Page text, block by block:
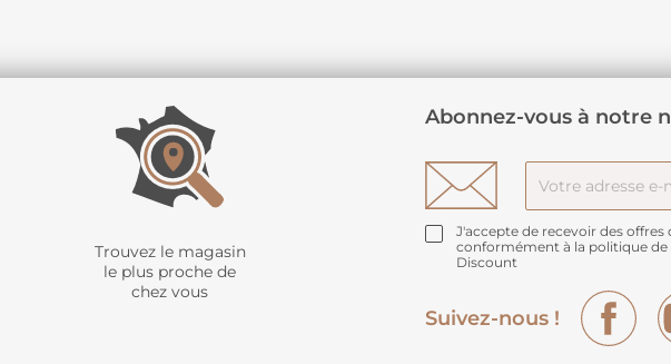
Trouvez le magasin
le plus proche de
chez vous
Abonnez-vous à notre
J'accepte de recevoir des
conformément à la politique
Discount
Suivez-nous !